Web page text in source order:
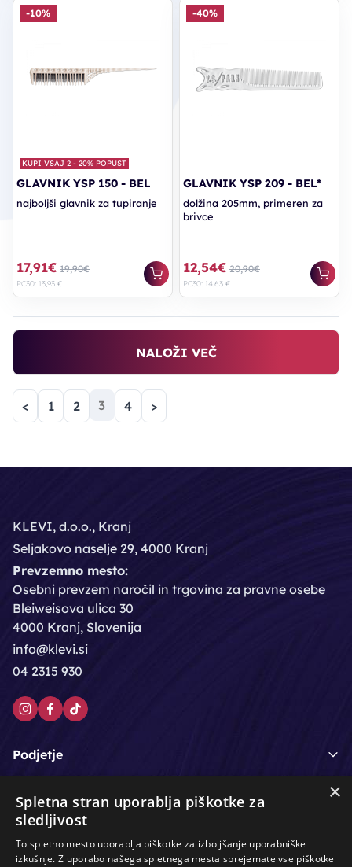
KUPI VSAJ 2 - 20% POPUST
-10%
GLAVNIK YSP 150 - BEL
najboljši glavnik za tupiranje
17,91€ 19,90€
PC30: 13,93 €
-40%
GLAVNIK YSP 209 - BEL*
dolžina 205mm, primeren za
brivce
12,54€ 20,90€
PC30: 14,63 €
NALOŽI VEČ
< 1 2 3(trenutna)
4 >
KLEVI, d.o.o., Kranj
Seljakovo naselje 29, 4000 Kranj
Prevzemno mesto:
Osebni prevzem naročil in trgovina za pravne osebe
Bleiweisova ulica 30
4000 Kranj, Slovenija
info@klevi.si
04 2315 930
Podjetje
Moj račun
Podpora strankam
×
Spletna stran uporablja piškotke za
sledljivost
To spletno mesto uporablja piškotke za izboljšanje uporabniške
izkušnje. Z uporabo našega spletnega mesta sprejemate vse piškotke